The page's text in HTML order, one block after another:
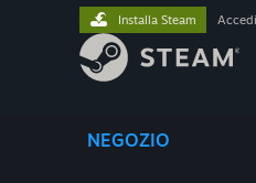
NEGOZIO
Installa Steam Accedi